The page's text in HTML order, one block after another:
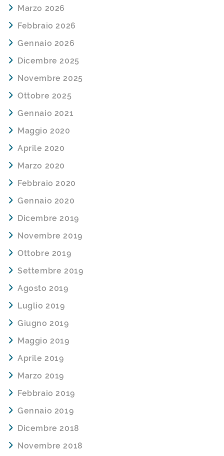
Marzo 2026
Febbraio 2026
Gennaio 2026
Dicembre 2025
Novembre 2025
Ottobre 2025
Gennaio 2021
Maggio 2020
Aprile 2020
Marzo 2020
Febbraio 2020
Gennaio 2020
Dicembre 2019
Novembre 2019
Ottobre 2019
Settembre 2019
Agosto 2019
Luglio 2019
Giugno 2019
Maggio 2019
Aprile 2019
Marzo 2019
Febbraio 2019
Gennaio 2019
Dicembre 2018
Novembre 2018